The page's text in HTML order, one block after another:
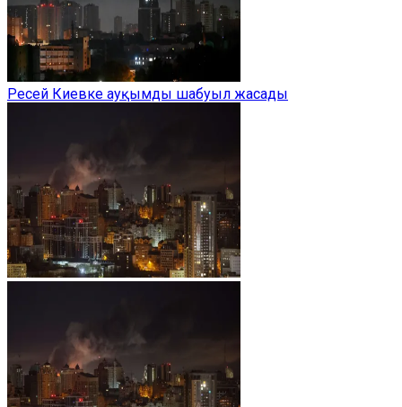
Ресей Киевке ауқымды шабуыл жасады